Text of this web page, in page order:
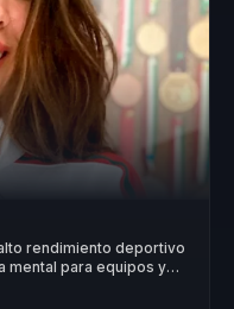
rendimiento deportivo
mental para equipos y